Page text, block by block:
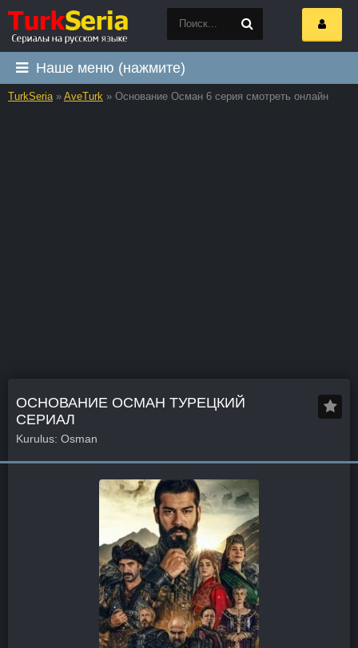
Наше меню (нажмите)
TurkSeria» AveTurk » Основание Осман 6 серия смотреть онлайн
ОСНОВАНИЕ ОСМАН ТУРЕЦКИЙ
СЕРИАЛ
Kurulus: Osman